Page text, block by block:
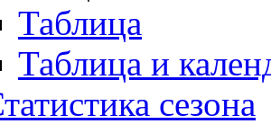
Таблица
Таблица и
сезона